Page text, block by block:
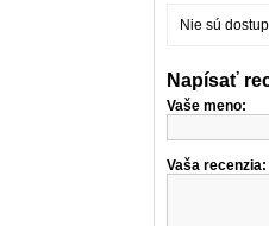
Nie sú
Napísať
Vaše meno:
Vaša recenzia: